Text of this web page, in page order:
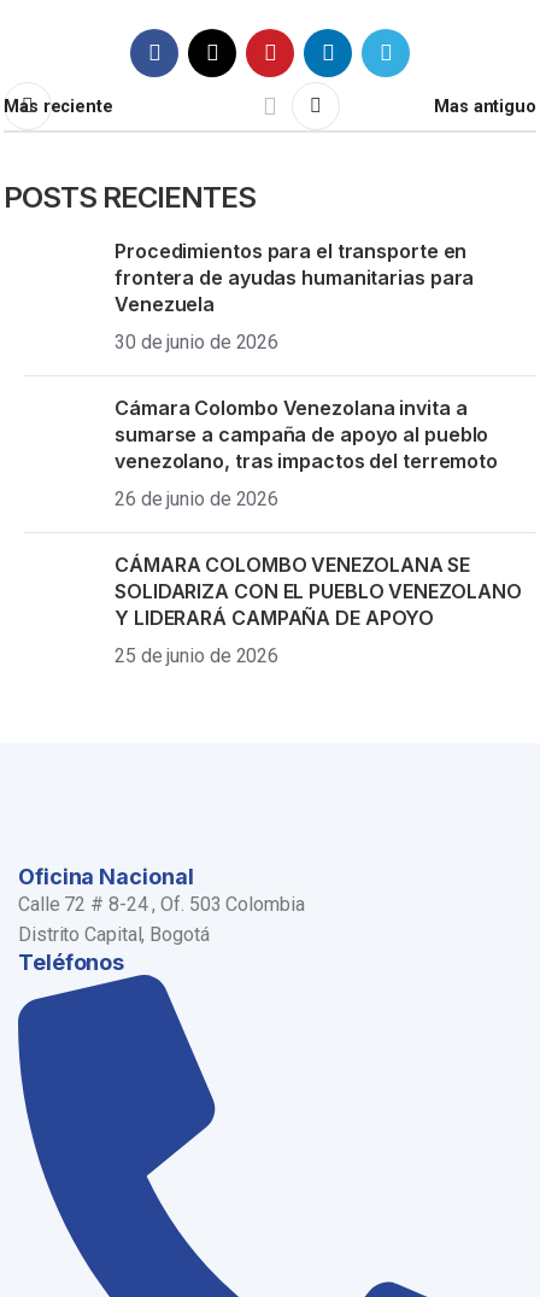
Mas reciente Mas antiguo
POSTS RECIENTES
Procedimientos para el transporte en
frontera de ayudas humanitarias para
Venezuela
30 de junio de 2026
Cámara Colombo Venezolana invita a
sumarse a campaña de apoyo al pueblo
venezolano, tras impactos del terremoto
26 de junio de 2026
CÁMARA COLOMBO VENEZOLANA SE
SOLIDARIZA CON EL PUEBLO VENEZOLANO
Y LIDERARÁ CAMPAÑA DE APOYO
25 de junio de 2026
Oficina Nacional
Calle 72 # 8-24 , Of. 503 Colombia
Distrito Capital, Bogotá
Teléfonos